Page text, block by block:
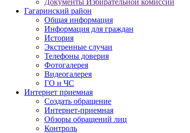
Документы Избирательной комиссии
Гагаринский район
Общая информация
Информация для граждан
История
Экстренные случаи
Телефоны доверия
Фотогалерея
Видеогалерея
ГО и ЧС
Интернет приемная
Создать обращение
Интернет-приемная
Обзоры обращений лиц
Контроль